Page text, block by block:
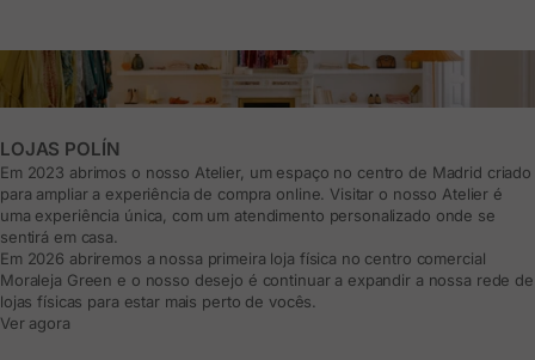
LOJAS POLÍN
Em 2023 abrimos o nosso Atelier, um espaço no centro de Madrid criado
para ampliar a experiência de compra online. Visitar o nosso Atelier é
uma experiência única, com um atendimento personalizado onde se
sentirá em casa.
Em 2026 abriremos a nossa primeira loja física no centro comercial
Moraleja Green e o nosso desejo é continuar a expandir a nossa rede de
lojas físicas para estar mais perto de vocês.
Ver agora